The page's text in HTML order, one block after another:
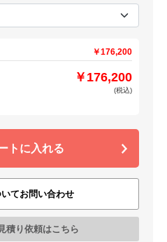
￥176,200
￥176,200
(税込)
トに入れる
てお問い合わせ
積り依頼はこちら